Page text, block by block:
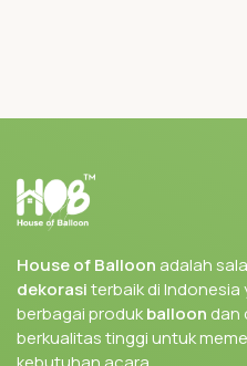
House of Balloon adalah
dekorasiterbaik di
berbagai produkballoon dan
berkualitas tinggi untuk